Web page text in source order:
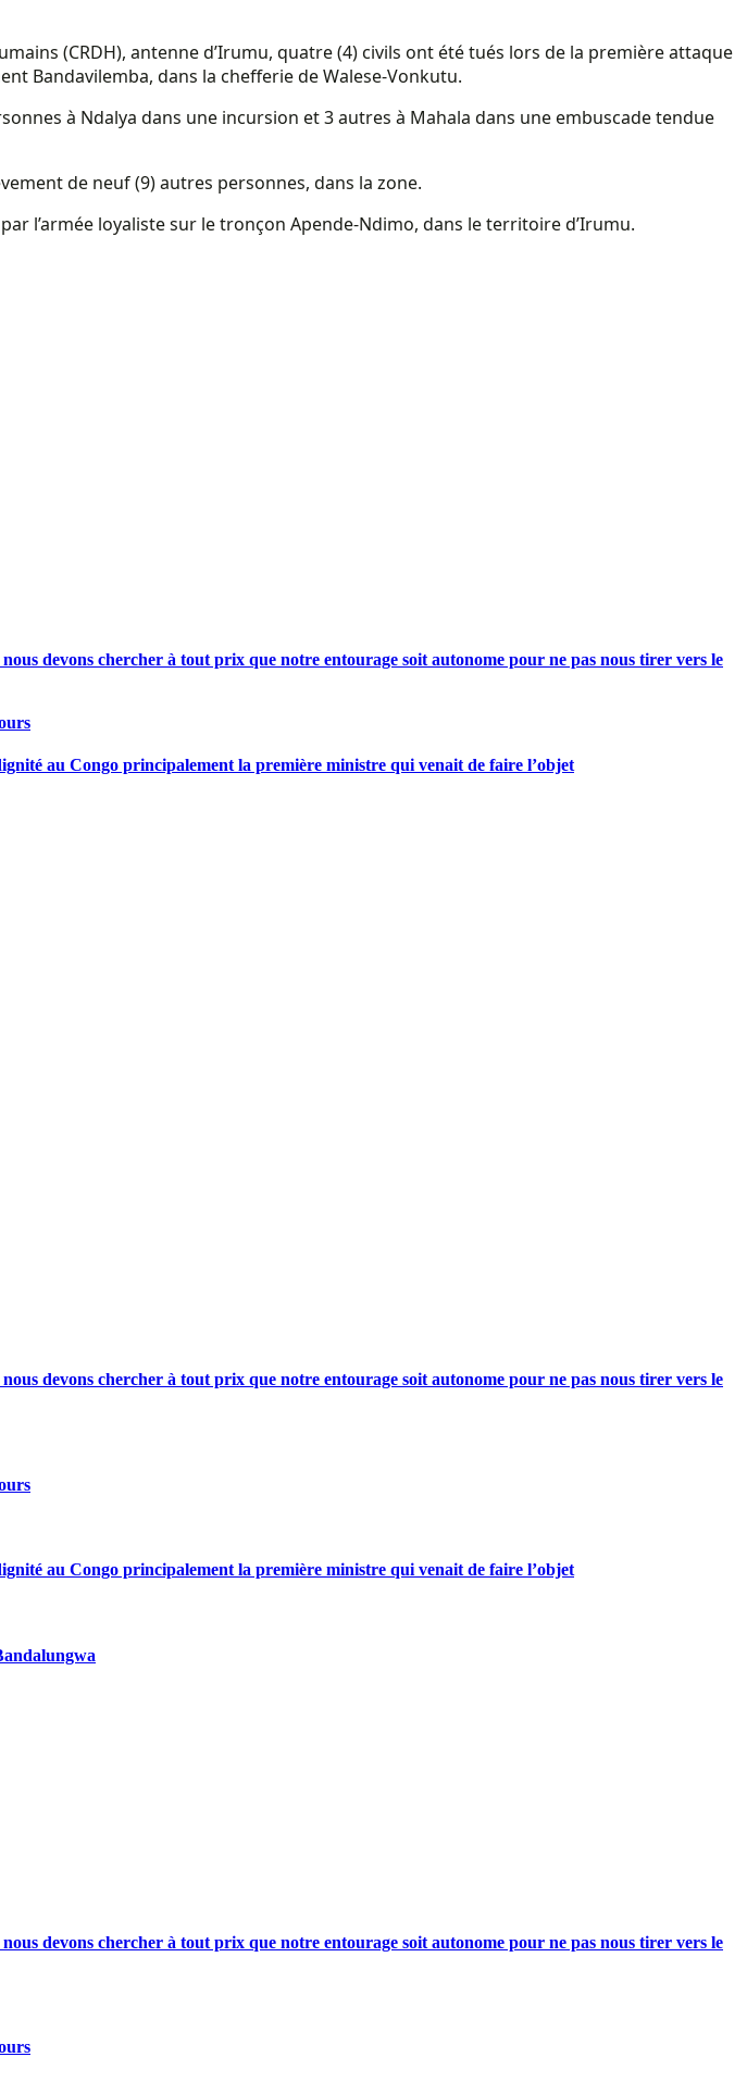
(CRDH), antenne d’Irumu, quatre (4) civils ont été tués lors de la première attaque
Bandavilemba, dans la chefferie de Walese-Vonkutu.
à Ndalya dans une incursion et 3 autres à Mahala dans une embuscade tendue
de neuf (9) autres personnes, dans la zone.
l’armée loyaliste sur le tronçon Apende-Ndimo, dans le territoire d’Irumu.
devons chercher à tout prix que notre entourage soit autonome pour ne pas nous tirer vers le
au Congo principalement la première ministre qui venait de faire l’objet
devons chercher à tout prix que notre entourage soit autonome pour ne pas nous tirer vers le
au Congo principalement la première ministre qui venait de faire l’objet
devons chercher à tout prix que notre entourage soit autonome pour ne pas nous tirer vers le